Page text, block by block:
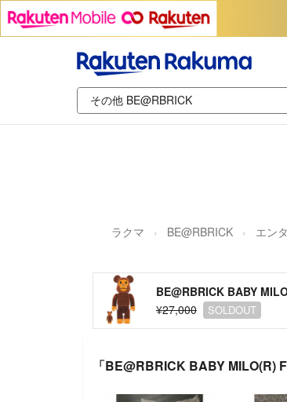
ラクマ BE@RBRICK エン
BE@RBRICK BABY
¥27,000
SOLDOUT
「BE@RBRICK BABY MILO(R)